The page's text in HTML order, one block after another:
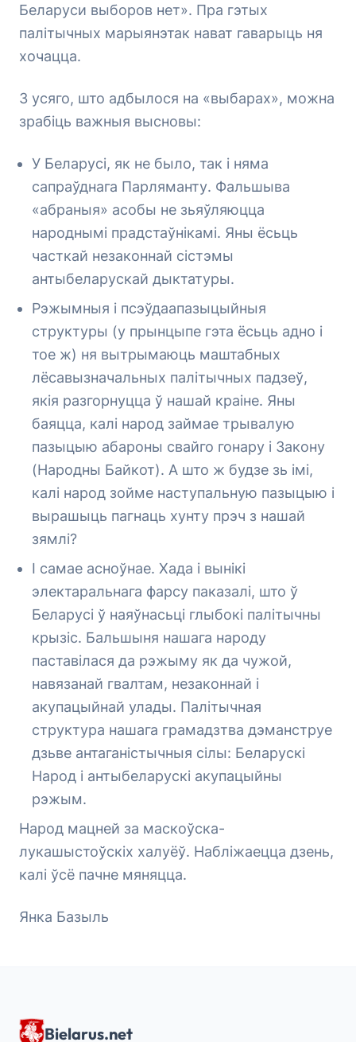
Беларуси выборов нет». Пра гэтых
палітычных марыянэтак нават гаварыць ня
хочацца.
З усяго, што адбылося на «выбарах», можна
зрабіць важныя высновы:
У Беларусі, як не было, так і няма
сапраўднага Парляманту. Фальшыва
«абраныя» асобы не зьяўляюцца
народнымі прадстаўнікамі. Яны ёсьць
часткай незаконнай сістэмы
антыбеларускай дыктатуры.
Рэжымныя і псэўдаапазыцыйныя
структуры (у прынцыпе гэта ёсьць адно і
тое ж) ня вытрымаюць маштабных
лёсавызначальных палітычных падзеў,
якія разгорнуцца ў нашай краіне. Яны
баяцца, калі народ займае трывалую
пазыцыю абароны свайго гонару і Закону
(Народны Байкот). А што ж будзе зь імі,
калі народ зойме наступальную пазыцыю і
вырашыць пагнаць хунту прэч з нашай
зямлі?
І самае асноўнае. Хада і вынікі
электаральнага фарсу паказалі, што ў
Беларусі ў наяўнасьці глыбокі палітычны
крызіс. Бальшыня нашага народу
паставілася да рэжыму як да чужой,
навязанай гвалтам, незаконнай і
акупацыйнай улады. Палітычная
структура нашага грамадзтва дэманструе
дзьве антаганістычныя сілы: Беларускі
Народ і антыбеларускі акупацыйны
рэжым.
Народ мацней за маскоўска-
лукашыстоўскіх халуёў. Набліжаецца дзень,
калі ўсё пачне мяняцца.
Янка Базыль
Bielarus.net